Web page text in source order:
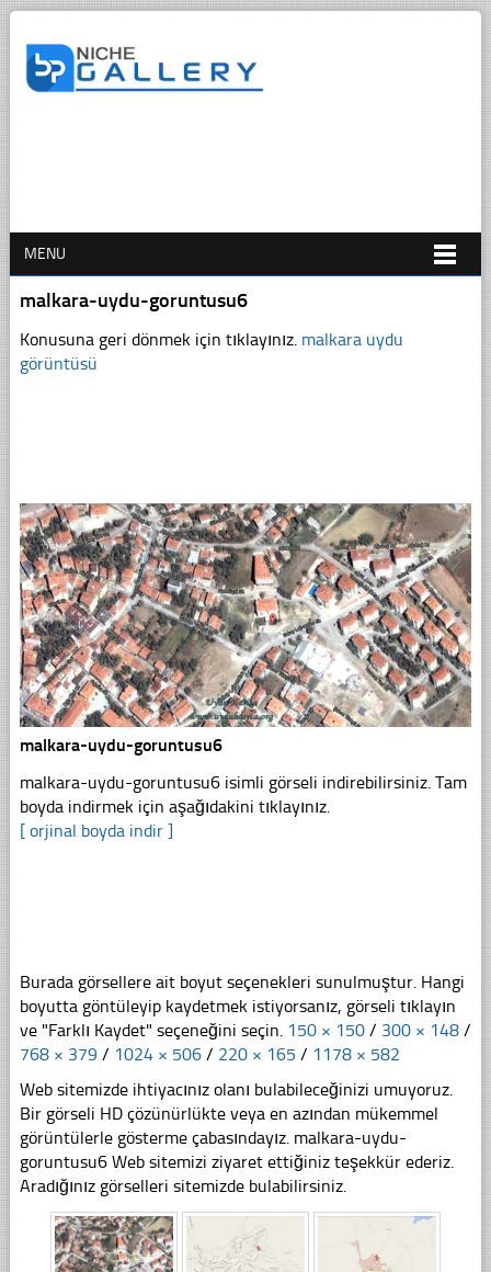
MENU
malkara-uydu-goruntusu6
Konusuna geri dönmek için tıklayınız. malkara uydu
görüntüsü
malkara-uydu-goruntusu6
malkara-uydu-goruntusu6 isimli görseli indirebilirsiniz. Tam
boyda indirmek için aşağıdakini tıklayınız.
[ orjinal boyda indir ]
Burada görsellere ait boyut seçenekleri sunulmuştur. Hangi
boyutta göntüleyip kaydetmek istiyorsanız, görseli tıklayın
ve "Farklı Kaydet" seçeneğini seçin. 150 × 150 / 300 × 148 /
768 × 379 / 1024 × 506 / 220 × 165 / 1178 × 582
Web sitemizde ihtiyacınız olanı bulabileceğinizi umuyoruz.
Bir görseli HD çözünürlükte veya en azından mükemmel
görüntülerle gösterme çabasındayız. malkara-uydu-
goruntusu6 Web sitemizi ziyaret ettiğiniz teşekkür ederiz.
Aradığınız görselleri sitemizde bulabilirsiniz.